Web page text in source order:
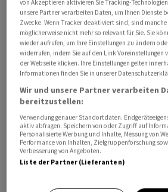
in Europa eben „vernetzt“ sind,
sogar auf dem ganzen Kontinent
in Europa im Strombereich zu
kommen. Während Deutschland
Stromimporte viel Geld an seine
muss, sind bei Hellbrisen hohe
damit andere Länder in Europa
Strom abnehmen und Deutschland
Abschaltung des eigenen
Alleine dieses Thema mit Hellbrise
Deutschland als Folge einer
Subventionen geförderten
von Akzeptieren aktivieren Sie Tracking-
unsere Partner verarbeiten Daten, um Ihnen Dienste
Zwecke. Wenn Tracker deaktiviert sind, sind
möglicherweise nicht mehr so relevant für Sie. Sie
wieder aufrufen, um Ihre Einstellungen zu ändern
widerrufen, indem Sie auf den Link Voreinstellungen
der Webseite klicken. Ihre Einstellungen gelten
Informationen finden Sie in unserer
Wir und unsere Partner verarbeiten
bereitzustellen:
Verwendung genauer Standortdaten.
aktiv abfragen. Speichern von oder Zugriff auf
Personalisierte Werbung und Inhalte, Messung von
Performance von Inhalten, Zielgruppenforschung
Verbesserung von Angeboten.
Liste der Partner (Lieferanten)